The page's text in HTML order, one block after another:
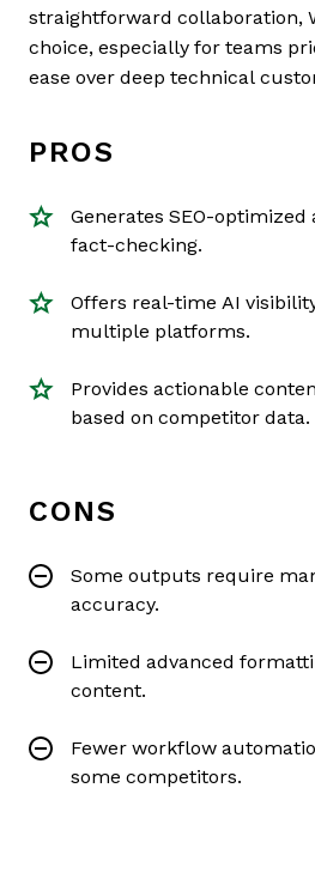
straightforward collaboration,
choice, especially for teams
ease over deep technical
PROS
Generates SEO-
fact-checking.
Offers real-time AI
multiple platforms.
Provides actionable
based on competitor data.
CONS
Some outputs require
accuracy.
Limited advanced
content.
Fewer workflow
some competitors.